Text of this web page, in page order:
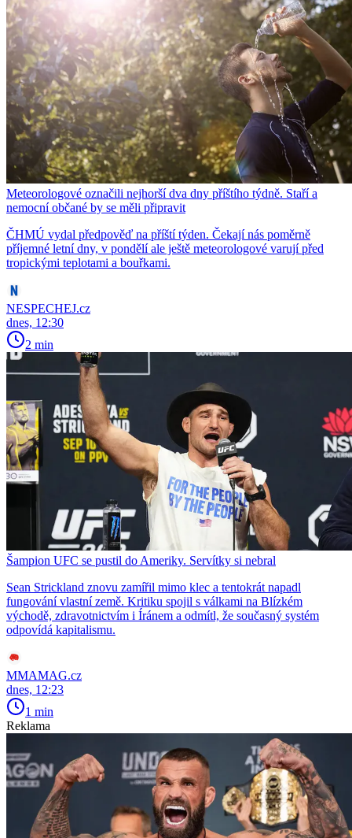
Meteorologové označili nejhorší dva dny příštího týdně. Staří a
nemocní občané by se měli připravit
ČHMÚ vydal předpověď na příští týden. Čekají nás poměrně
příjemné letní dny, v pondělí ale ještě meteorologové varují před
tropickými teplotami a bouřkami.
NESPECHEJ.cz
dnes, 12:30
2 min
Šampion UFC se pustil do Ameriky. Servítky si nebral
Sean Strickland znovu zamířil mimo klec a tentokrát napadl
fungování vlastní země. Kritiku spojil s válkami na Blízkém
východě, zdravotnictvím i Íránem a odmítl, že současný systém
odpovídá kapitalismu.
MMAMAG.cz
dnes, 12:23
1 min
Reklama